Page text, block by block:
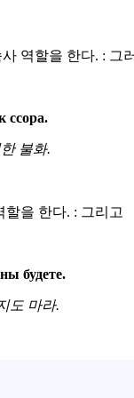
역할을 한다. : 그
ссора.
불화.
을 한다. : 그리고
будете.
도 마라.